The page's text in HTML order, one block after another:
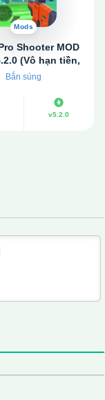
Mods
Shooter MOD
(Vô hạn tiền,
kim cương)
Bắn súng
v5.2.0